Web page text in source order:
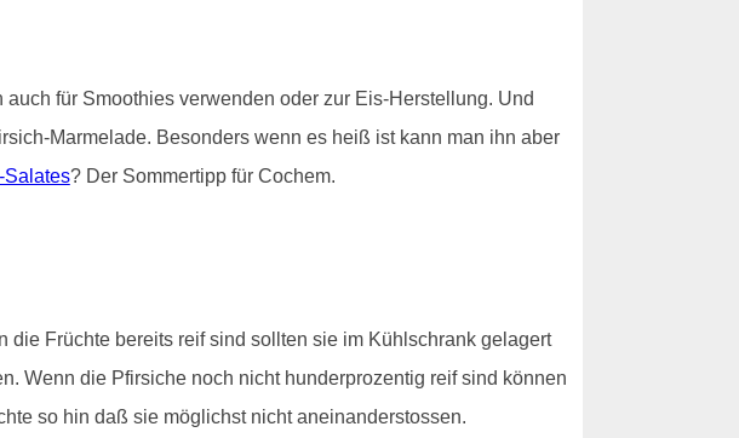
für Smoothies verwenden oder zur Eis-Herstellung. Und
Marmelade. Besonders wenn es heiß ist kann man ihn aber
Salates? Der Sommertipp für Cochem.
Früchte bereits reif sind sollten sie im Kühlschrank gelagert
Wenn die Pfirsiche noch nicht hunderprozentig reif sind können
so hin daß sie möglichst nicht aneinanderstossen.